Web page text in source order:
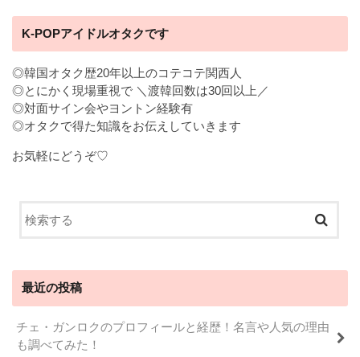
K-POPアイドルオタクです
◎韓国オタク歴20年以上のコテコテ関西人
◎とにかく現場重視で ＼渡韓回数は30回以上／
◎対面サイン会やヨントン経験有
◎オタクで得た知識をお伝えしていきます
お気軽にどうぞ♡
最近の投稿
チェ・ガンロクのプロフィールと経歴！名言や人気の理由
も調べてみた！